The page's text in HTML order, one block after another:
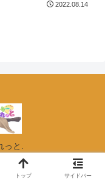
2022.08.14
と.
トップ サイドバー